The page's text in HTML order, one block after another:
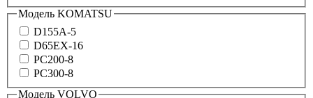
Модель KOMATSU
D155A-5
D65EX-16
PC200-8
PC300-8
Модель VOLVO